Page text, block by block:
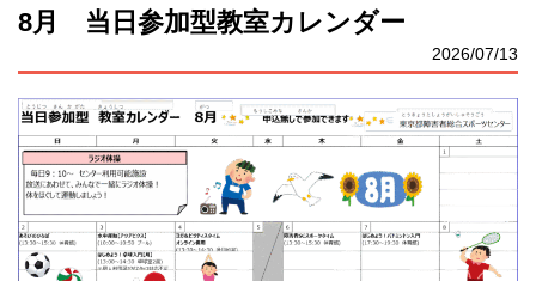
8月 当日参加型教室カレンダー
2026/07/13